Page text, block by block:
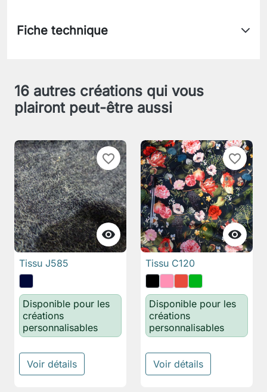
Fiche technique
16 autres créations qui vous
plairont peut-être aussi

favorite_border
Tissu J585
Disponible pour les
créations
personnalisables
Voir détails

favorite_border
Tissu C120
Disponible pour les
créations
personnalisables
Voir détails